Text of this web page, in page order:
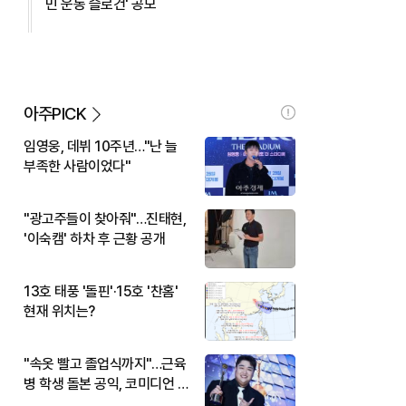
민 운동 슬로건' 공모
아주PICK
임영웅, 데뷔 10주년…"난 늘
부족한 사람이었다"
"광고주들이 찾아줘"…진태현,
'이숙캠' 하차 후 근황 공개
13호 태풍 '돌핀'·15호 '찬홈'
현재 위치는?
"속옷 빨고 졸업식까지"…근육
병 학생 돌본 공익, 코미디언 김